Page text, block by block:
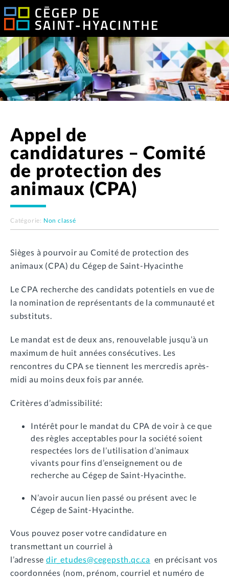
Appel de
candidatures – Comité
de protection des
animaux (CPA)
Catégorie: Non classé
Sièges à pourvoir au Comité de protection des
animaux (CPA) du Cégep de Saint-Hyacinthe
Le CPA recherche des candidats potentiels en vue de
la nomination de représentants de la communauté et
substituts.
Le mandat est de deux ans, renouvelable jusqu’à un
maximum de huit années consécutives. Les
rencontres du CPA se tiennent les mercredis après-
midi au moins deux fois par année.
Critères d’admissibilité:
Intérêt pour le mandat du CPA de voir à ce que
des règles acceptables pour la société soient
respectées lors de l’utilisation d’animaux
vivants pour fins d’enseignement ou de
recherche au Cégep de Saint-Hyacinthe.
N’avoir aucun lien passé ou présent avec le
Cégep de Saint-Hyacinthe.
Vous pouvez poser votre candidature en
transmettant un courriel à
l’adresse dir_etudes@cegepsth.qc.ca en précisant vos
coordonnées (nom, prénom, courriel et numéro de